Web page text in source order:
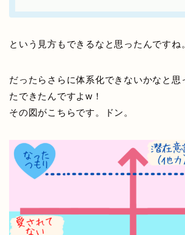
という見方もできるなと思ったんですね。
だったらさらに体系化できないかなと思
たできたんですよw！
その図がこちらです。ドン。